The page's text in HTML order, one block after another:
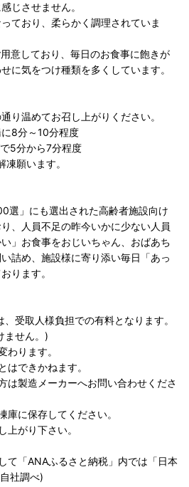
じさせません。
ており、柔らかく調理されていま
意しており、毎日のお食事に飽きが
に気をつけ種類を多くしています。
り温めてお召し上がりください。
8分～10分程度
5分から7分程度
願います。
選」にも選出された高齢者施設向け
、人員不足の昨今いかに少ない人員
」お食事をおじいちゃん、おばあち
詰め、施設様に寄り添い毎日「あっ
ります。
受取人様負担での有料となります。
ません。)
わります。
はできかねます。
は製造メーカーへお問い合わせくださ
に保存してください。
上がり下さい。
て「ANAふるさと納税」内では「日本
社調べ)